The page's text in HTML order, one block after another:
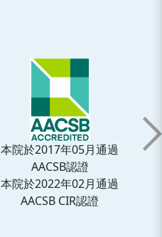
本院於2017年05月通過
AACSB認證
本院於2022年02月通過
AACSB CIR認證